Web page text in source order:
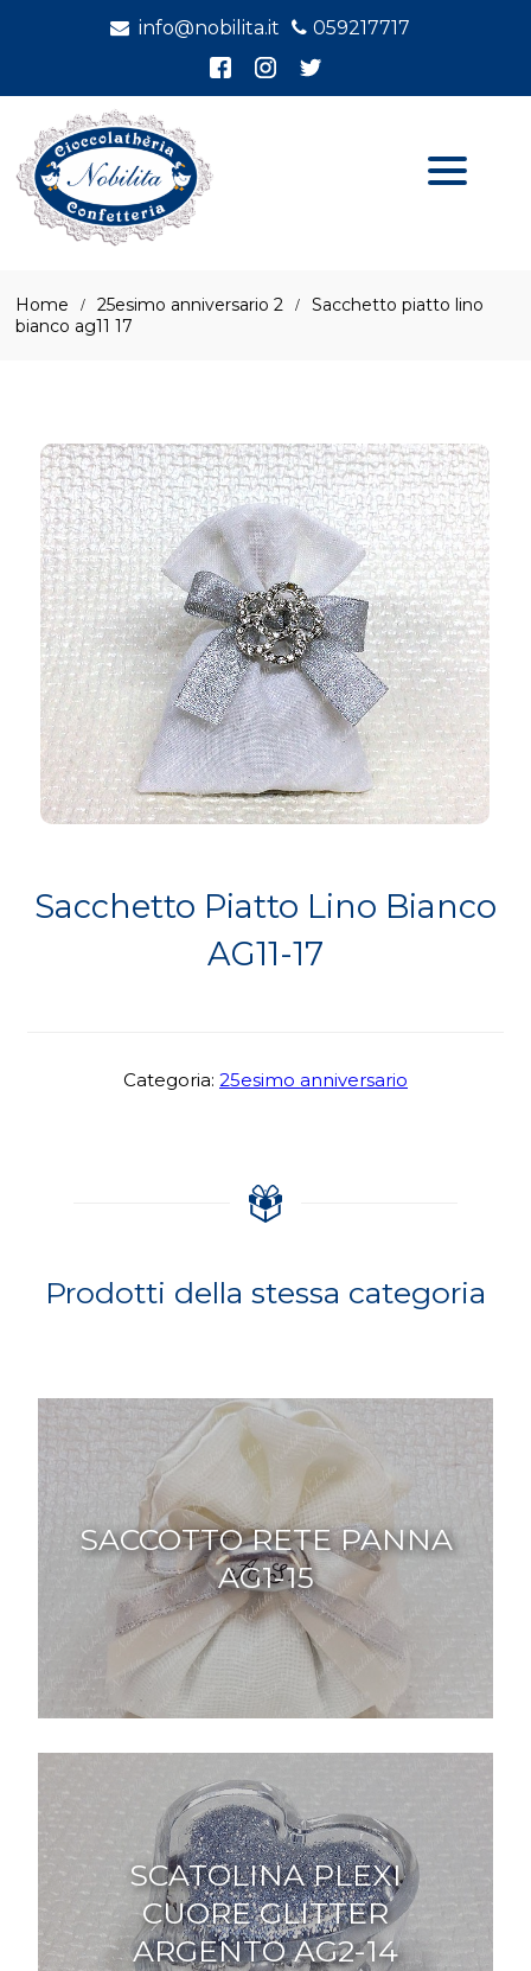
info@nobilita.it 059217717
Home 25esimo anniversario 2
Sacchetto piatto lino
bianco ag11 17
Sacchetto Piatto Lino Bianco
AG11-17
Categoria: 25esimo anniversario
Prodotti della stessa categoria
SACCOTTO RETE PANNA
AG1-15
SCATOLINA PLEXI
CUORE GLITTER
ARGENTO AG2-14